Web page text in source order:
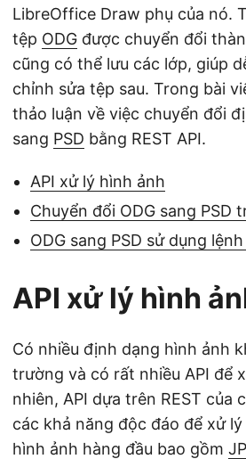
LibreOffice Draw phụ của nó.
tệp ODG được chuyển đổi
cũng có thể lưu các lớp, giúp
chỉnh sửa tệp sau. Trong bài
thảo luận về việc chuyển đổi
sang PSD bằng REST API.
API xử lý hình ảnh
Chuyển đổi ODG sang PSD
ODG sang PSD sử dụng lệnh
API xử lý hình
Có nhiều định dạng hình ảnh
trường và có rất nhiều API để
nhiên, API dựa trên REST của
các khả năng độc đáo để xử
hình ảnh hàng đầu bao gồm